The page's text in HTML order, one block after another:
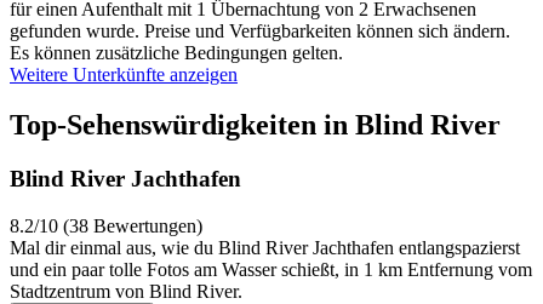
für einen Aufenthalt mit 1 Übernachtung von 2 Erwachsenen
gefunden wurde. Preise und Verfügbarkeiten können sich ändern.
Es können zusätzliche Bedingungen gelten.
Weitere Unterkünfte anzeigen
Top-Sehenswürdigkeiten in Blind River
Blind River Jachthafen
8.2/10 (38 Bewertungen)
Mal dir einmal aus, wie du Blind River Jachthafen entlangspazierst
und ein paar tolle Fotos am Wasser schießt, in 1 km Entfernung vom
Stadtzentrum von Blind River.